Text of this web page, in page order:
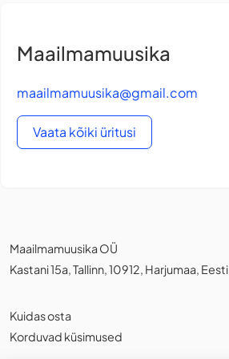
Maailmamuusika
maailmamuusika@gmail.com
Vaata kõiki üritusi
Maailmamuusika OÜ
Kastani 15a, Tallinn, 10912, Harjumaa, Eesti
Kuidas osta
Korduvad küsimused